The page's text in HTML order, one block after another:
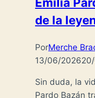
de la
PorMerche
13/06/2026
Sin duda, la
Pardo Bazán